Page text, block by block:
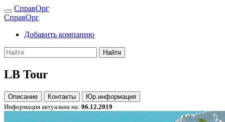
СправОрг
СправОрг
Добавить компанию
Найти
LB Tour
Описание Контакты
Юр.информация
Информация актуальна на: 06.12.2019